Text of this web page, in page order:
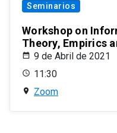
Seminarios
Workshop on
Theory, Empirics
9 de Abril de 2021
11:30
Zoom